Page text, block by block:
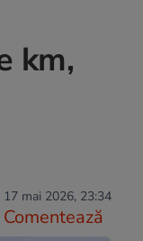
km,
17 mai 2026, 23:34
Comentează